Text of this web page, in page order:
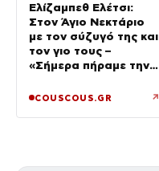
Ελίζαμπεθ Ελέτσι:
Στον Άγιο Νεκτάριο
με τον σύζυγό της και
τον γιο τους –
«Σήμερα πήραμε την
COUSCOUS.GR ↗